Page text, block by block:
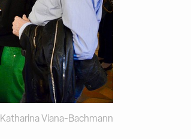
Katharina Viana-Bachmann